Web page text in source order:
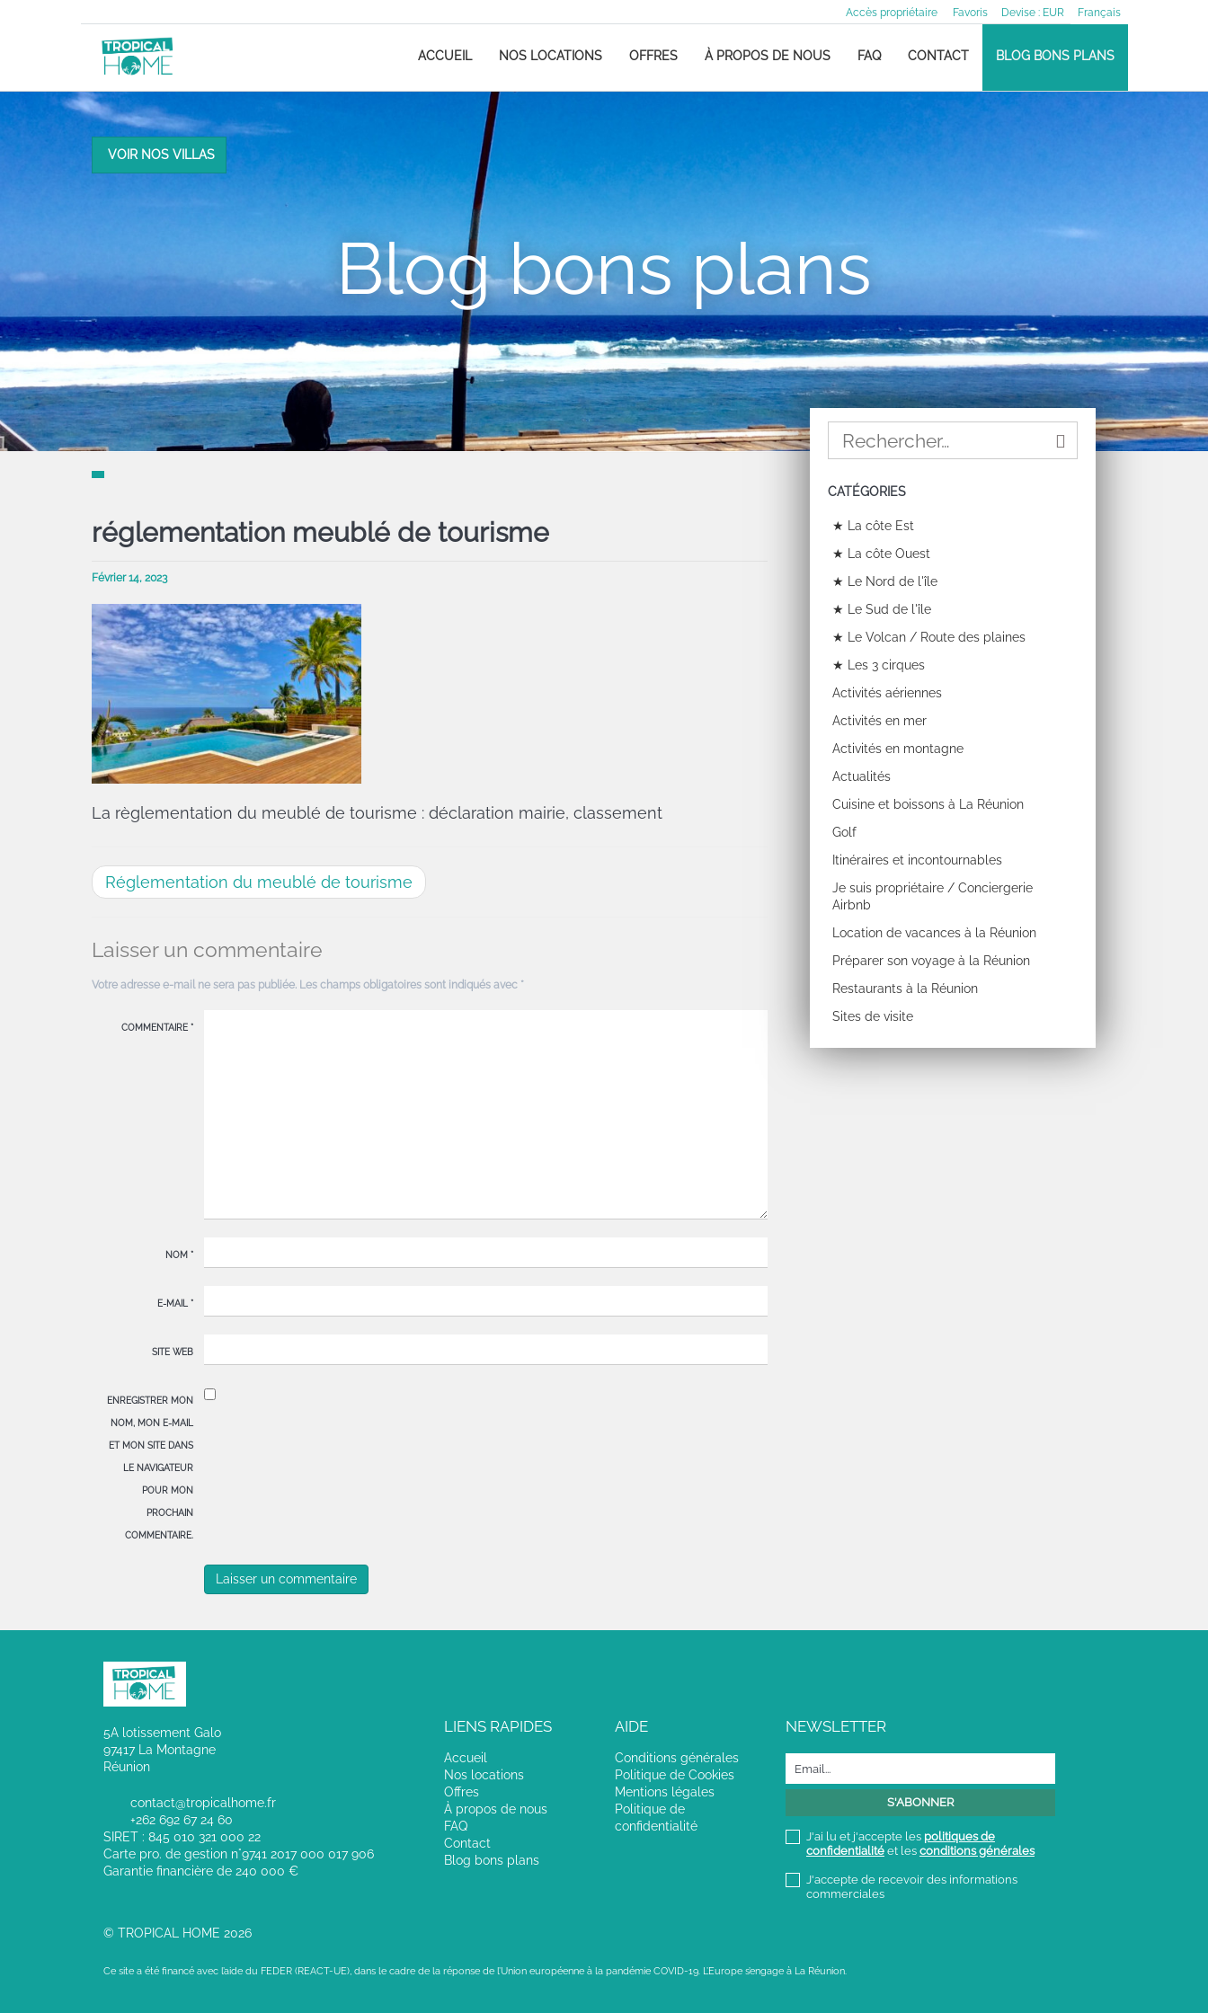
Français
Devise : EUR
Favoris
Accès propriétaire
ACCUEIL NOS LOCATIONS OFFRES À PROPOS DE NOUS FAQ CONTACT BLOG BONS PLANS
VOIR NOS VILLAS
Blog bons plans
réglementation meublé de tourisme
Février 14, 2023
La règlementation du meublé de tourisme : déclaration mairie, classement
Réglementation du meublé de tourisme
Laisser un commentaire
Votre adresse e-mail ne sera pas publiée. Les champs obligatoires sont indiqués avec *
COMMENTAIRE *
NOM *
E-MAIL *
SITE WEB
ENREGISTRER MON
NOM, MON E-MAIL
ET MON SITE DANS
LE NAVIGATEUR
POUR MON
PROCHAIN
COMMENTAIRE.
CATÉGORIES
★ La côte Est
★ La côte Ouest
★ Le Nord de l'île
★ Le Sud de l'île
★ Le Volcan / Route des plaines
★ Les 3 cirques
Activités aériennes
Activités en mer
Activités en montagne
Actualités
Cuisine et boissons à La Réunion
Golf
Itinéraires et incontournables
Je suis propriétaire / Conciergerie
Airbnb
Location de vacances à la Réunion
Préparer son voyage à la Réunion
Restaurants à la Réunion
Sites de visite
5A lotissement Galo
97417 La Montagne
Réunion
contact@tropicalhome.fr
+262 692 67 24 60
SIRET : 845 010 321 000 22
Carte pro. de gestion n°9741 2017 000 017 906
Garantie financière de 240 000 €
© TROPICAL HOME 2026
LIENS RAPIDES
Accueil
Nos locations
Offres
À propos de nous
FAQ
Contact
Blog bons plans
AIDE
Conditions générales
Politique de Cookies
Mentions légales
Politique de
confidentialité
NEWSLETTER
J'ai lu et j'accepte les politiques de
confidentialitéet les conditions générales
J'accepte de recevoir des informations
commerciales
Ce site a été financé avec l’aide du FEDER (REACT-UE), dans le cadre de la réponse de l’Union européenne à la pandémie COVID-19. L’Europe s’engage à La Réunion.